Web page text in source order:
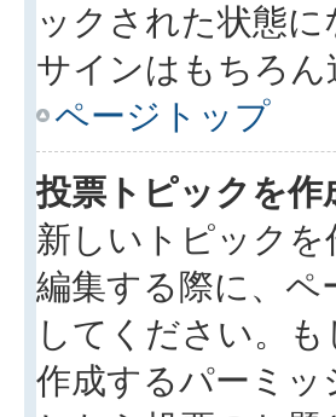
ックされた状態
サインはもちろ
ページトップ
投票トピックを作
新しいトピック
編集する際に、ペ
してください。
作成するパーミ